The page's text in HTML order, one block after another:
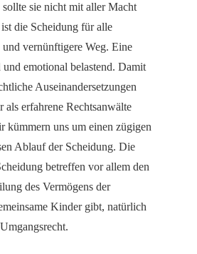
sie nicht mit aller Macht
die Scheidung für alle
vernünftigere Weg. Eine
emotional belastend. Damit
Auseinandersetzungen
erfahrene Rechtsanwälte
kümmern uns um einen zügigen
Ablauf der Scheidung. Die
betreffen vor allem den
des Vermögens der
Kinder gibt, natürlich